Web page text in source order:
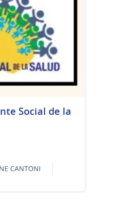
Social de la
CANTONI